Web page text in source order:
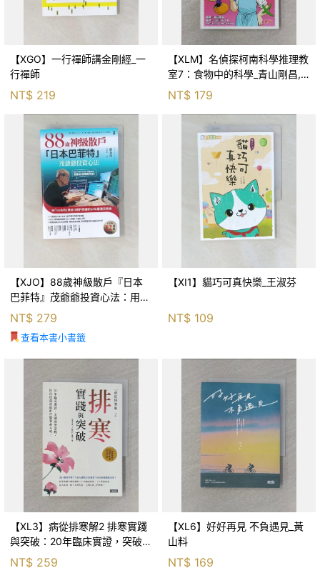
【XGO】一行禪師講金剛經_一
行禪師
NT$ 219
【XLM】名偵探柯南科學推理教
室7：食物中的科學_青山剛昌,
NT$ 179
【XJO】88歲神級散戶『日本
巴菲特』茂爺爺投資心法：用
「126法則」滾出18億円資產的
69年股海交易術_藤本茂, 賴惠
鈴
NT$ 279
查看本書小書籤
【XI1】貓巧可真快樂_王淑芬
NT$ 109
【XL3】病從排寒解2 排寒實踐
與突破：20年臨床實證，突破排
寒盲點，防治疫毒流感的中醫養
命方略！_李璧如
NT$ 259
【XL6】好好再見 不負遇見_黃
山料
NT$ 169